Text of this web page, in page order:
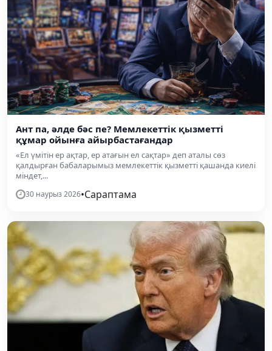
Ант па, әлде бәс пе? Мемлекеттік қызметті
құмар ойынға айырбастағандар
«Ел үмітін ер ақтар, ер атағын ел сақтар» деп аталы сөз
қалдырған бабаларымыз мемлекеттік қызметті қашанда киелі
міндет,...
30 наурыз 2026•Сараптама